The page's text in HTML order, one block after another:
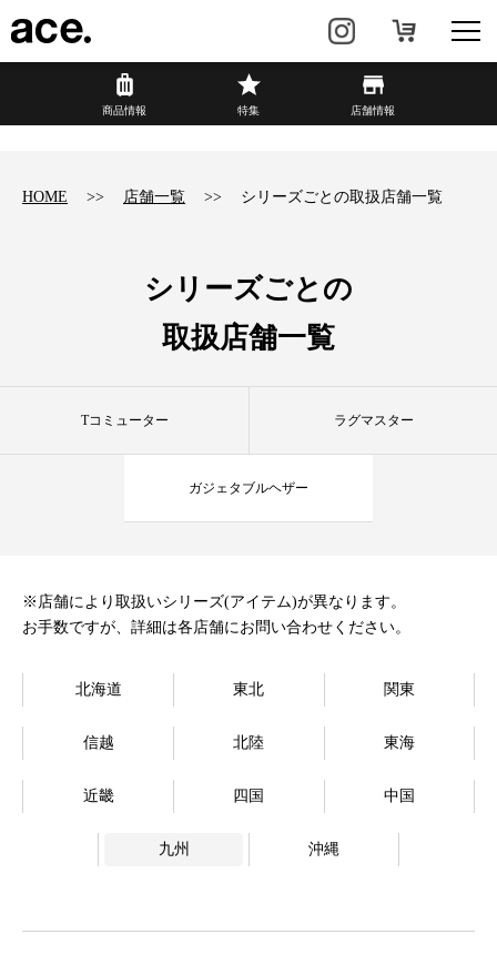
商品情報
カジュアル HAyU×ace.
店舗情報 新着情報
商品情報 特集 店舗情報
HOME 店舗一覧 シリーズごとの取扱店舗一覧
シリーズごとの
取扱店舗一覧
Tコミューター ラグマスター
ガジェタブルヘザー
※店舗により取扱いシリーズ(アイテム)が異なります。
お手数ですが、詳細は各店舗にお問い合わせください。
北海道 東北 関東
信越 北陸 東海
近畿 四国 中国
九州 沖縄